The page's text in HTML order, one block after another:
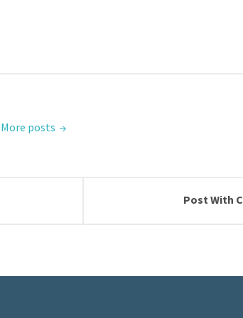
More posts
Post With